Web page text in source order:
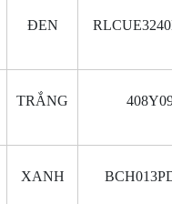
ĐEN
TRẮNG
XANH